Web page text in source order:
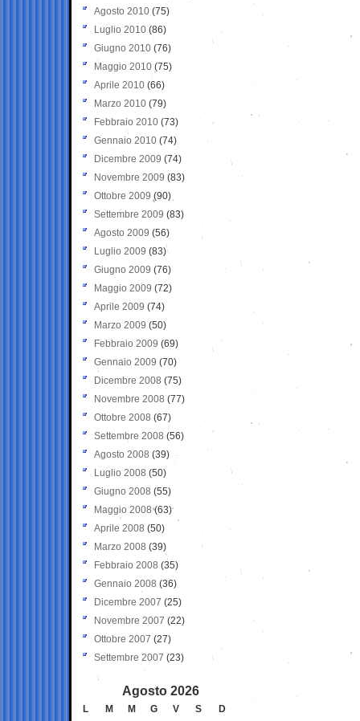
Agosto 2010 (75)
Luglio 2010 (86)
Giugno 2010 (76)
Maggio 2010 (75)
Aprile 2010 (66)
Marzo 2010 (79)
Febbraio 2010 (73)
Gennaio 2010 (74)
Dicembre 2009 (74)
Novembre 2009 (83)
Ottobre 2009 (90)
Settembre 2009 (83)
Agosto 2009 (56)
Luglio 2009 (83)
Giugno 2009 (76)
Maggio 2009 (72)
Aprile 2009 (74)
Marzo 2009 (50)
Febbraio 2009 (69)
Gennaio 2009 (70)
Dicembre 2008 (75)
Novembre 2008 (77)
Ottobre 2008 (67)
Settembre 2008 (56)
Agosto 2008 (39)
Luglio 2008 (50)
Giugno 2008 (55)
Maggio 2008(63)
Aprile 2008 (50)
Marzo 2008 (39)
Febbraio 2008 (35)
Gennaio 2008 (36)
Dicembre 2007 (25)
Novembre 2007 (22)
Ottobre 2007 (27)
Settembre 2007 (23)
Agosto 2026
L M M G V S
D